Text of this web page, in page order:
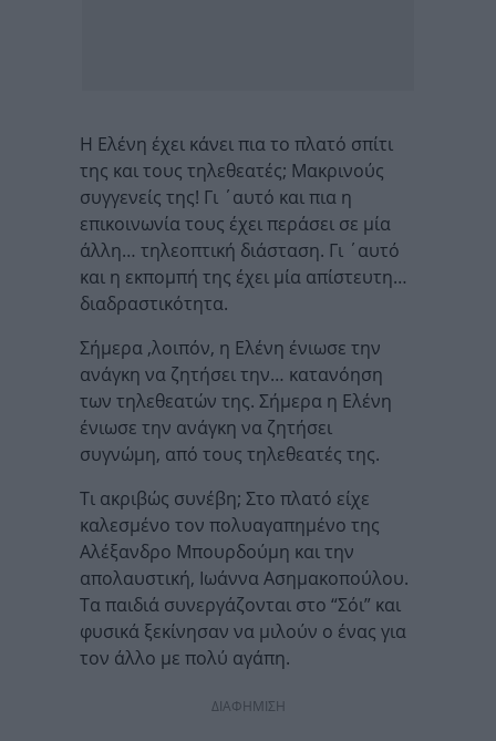
Η Ελένη έχει κάνει πια το πλατό σπίτι
της και τους τηλεθεατές; Μακρινούς
συγγενείς της! Γι ΄αυτό και πια η
επικοινωνία τους έχει περάσει σε μία
άλλη… τηλεοπτική διάσταση. Γι ΄αυτό
και η εκπομπή της έχει μία απίστευτη…
διαδραστικότητα.
Σήμερα ,λοιπόν, η Ελένη ένιωσε την
ανάγκη να ζητήσει την… κατανόηση
των τηλεθεατών της. Σήμερα η Ελένη
ένιωσε την ανάγκη να ζητήσει
συγνώμη, από τους τηλεθεατές της.
Τι ακριβώς συνέβη; Στο πλατό είχε
καλεσμένο τον πολυαγαπημένο της
Αλέξανδρο Μπουρδούμη και την
απολαυστική, Ιωάννα Ασημακοπούλου.
Τα παιδιά συνεργάζονται στο “Σόι” και
φυσικά ξεκίνησαν να μιλούν ο ένας για
τον άλλο με πολύ αγάπη.
ΔΙΑΦΗΜΙΣΗ